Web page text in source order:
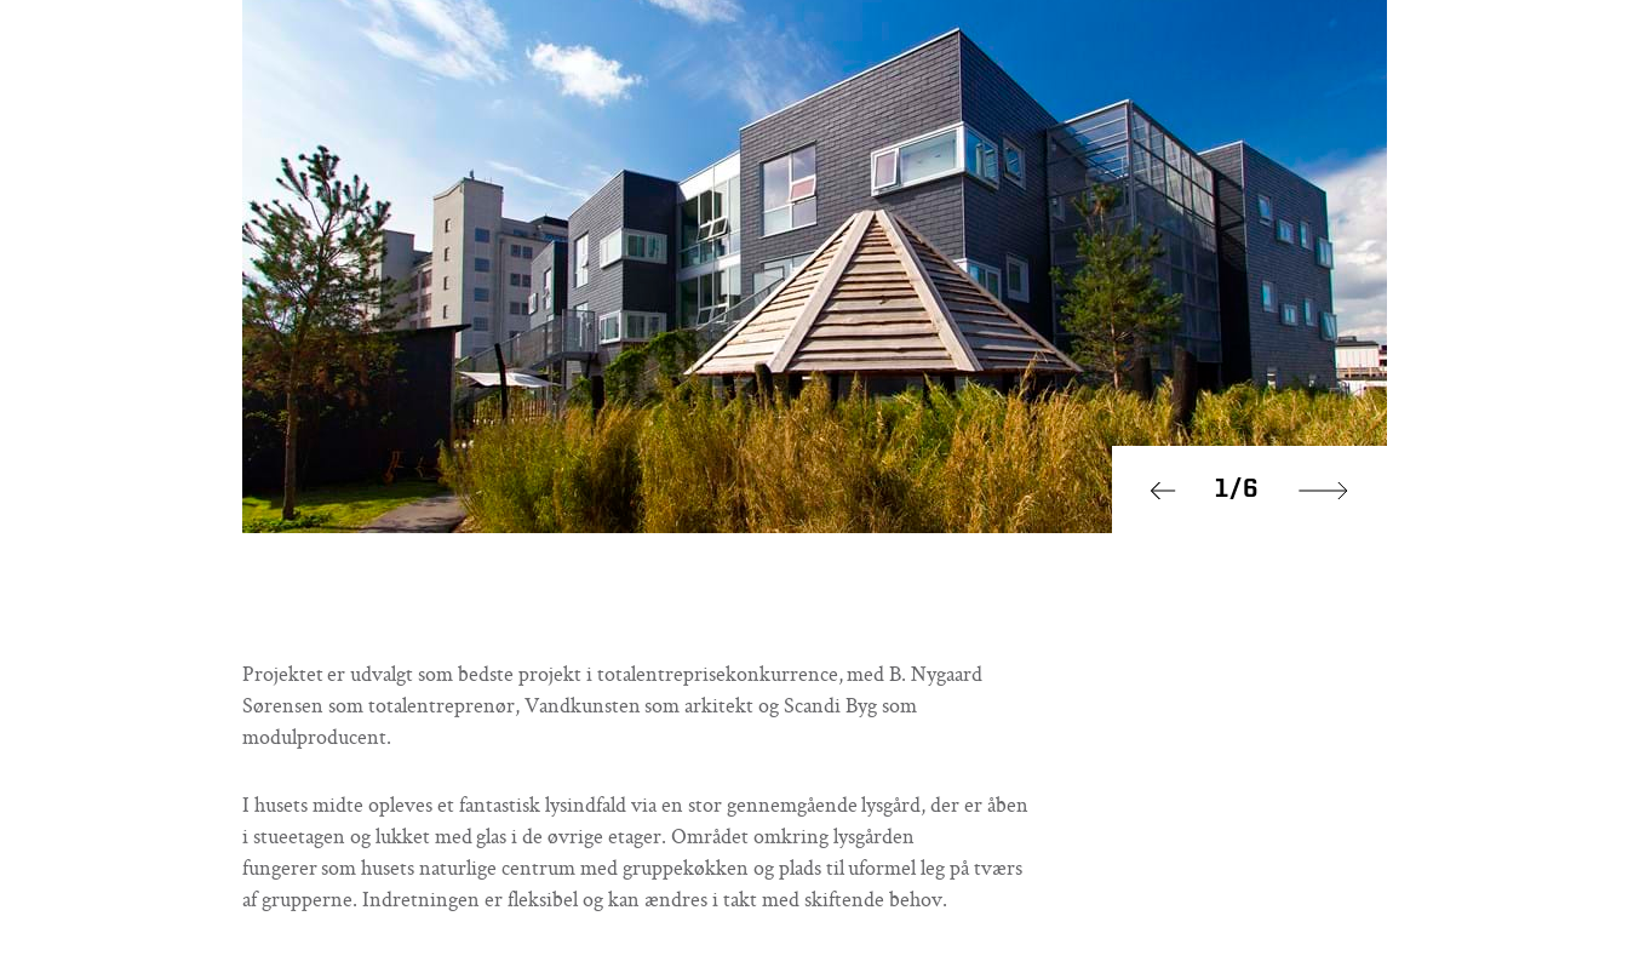
1/6
Projektet er udvalgt som bedste projekt i totalentreprisekonkurrence, med B. Nygaard
Sørensen som totalentreprenør, Vandkunsten som arkitekt og Scandi Byg som
modulproducent.
I husets midte opleves et fantastisk lysindfald via en stor gennemgående lysgård, der er åben
i stueetagen og lukket med glas i de øvrige etager. Området omkring lysgården
fungerer som husets naturlige centrum med gruppekøkken og plads til uformel leg på tværs
af grupperne. Indretningen er fleksibel og kan ændres i takt med skiftende behov.